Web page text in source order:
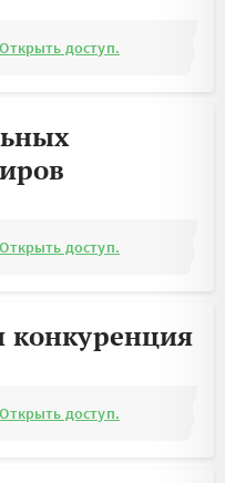
Открыть доступ.
Открыть доступ.
конкуренция
Открыть доступ.